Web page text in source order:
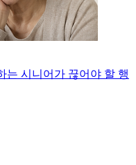
는 시니어가 끊어야 할 행